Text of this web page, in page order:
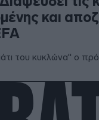
και
του κυκλώνα" ο